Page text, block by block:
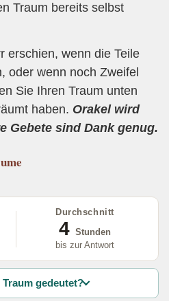
Traum bereits selbst
erschien, wenn die Teile
oder wenn noch Zweifel
Sie Ihren Traum unten
haben. Orakel wird
Gebete sind Dank genug.
Durchschnitt
4 Stunden
bis zur Antwort
gedeutet?